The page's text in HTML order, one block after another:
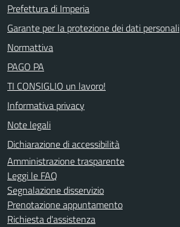
Prefettura di Imperia
Garante per la protezione dei dati personali
Normattiva
PAGO PA
TI CONSIGLIO un lavoro!
Informativa privacy
Note legali
Dichiarazione di accessibilità
Amministrazione trasparente
Leggi le FAQ
Segnalazione disservizio
Prenotazione appuntamento
Richiesta d'assistenza